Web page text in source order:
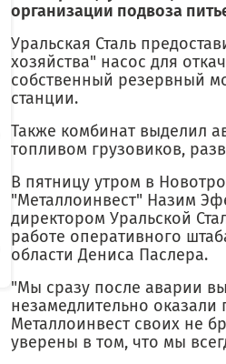
организации подвоза
Уральская Сталь
хозяйства" насос для
собственный резервный
станции.
Также комбинат выделил
топливом грузовиков,
В пятницу утром в
"Металлоинвест" Назим
директором Уральской
работе оперативного
области Дениса Паслера.
"Мы сразу после аварии
незамедлительно
Металлоинвест своих не
уверены в том, что мы